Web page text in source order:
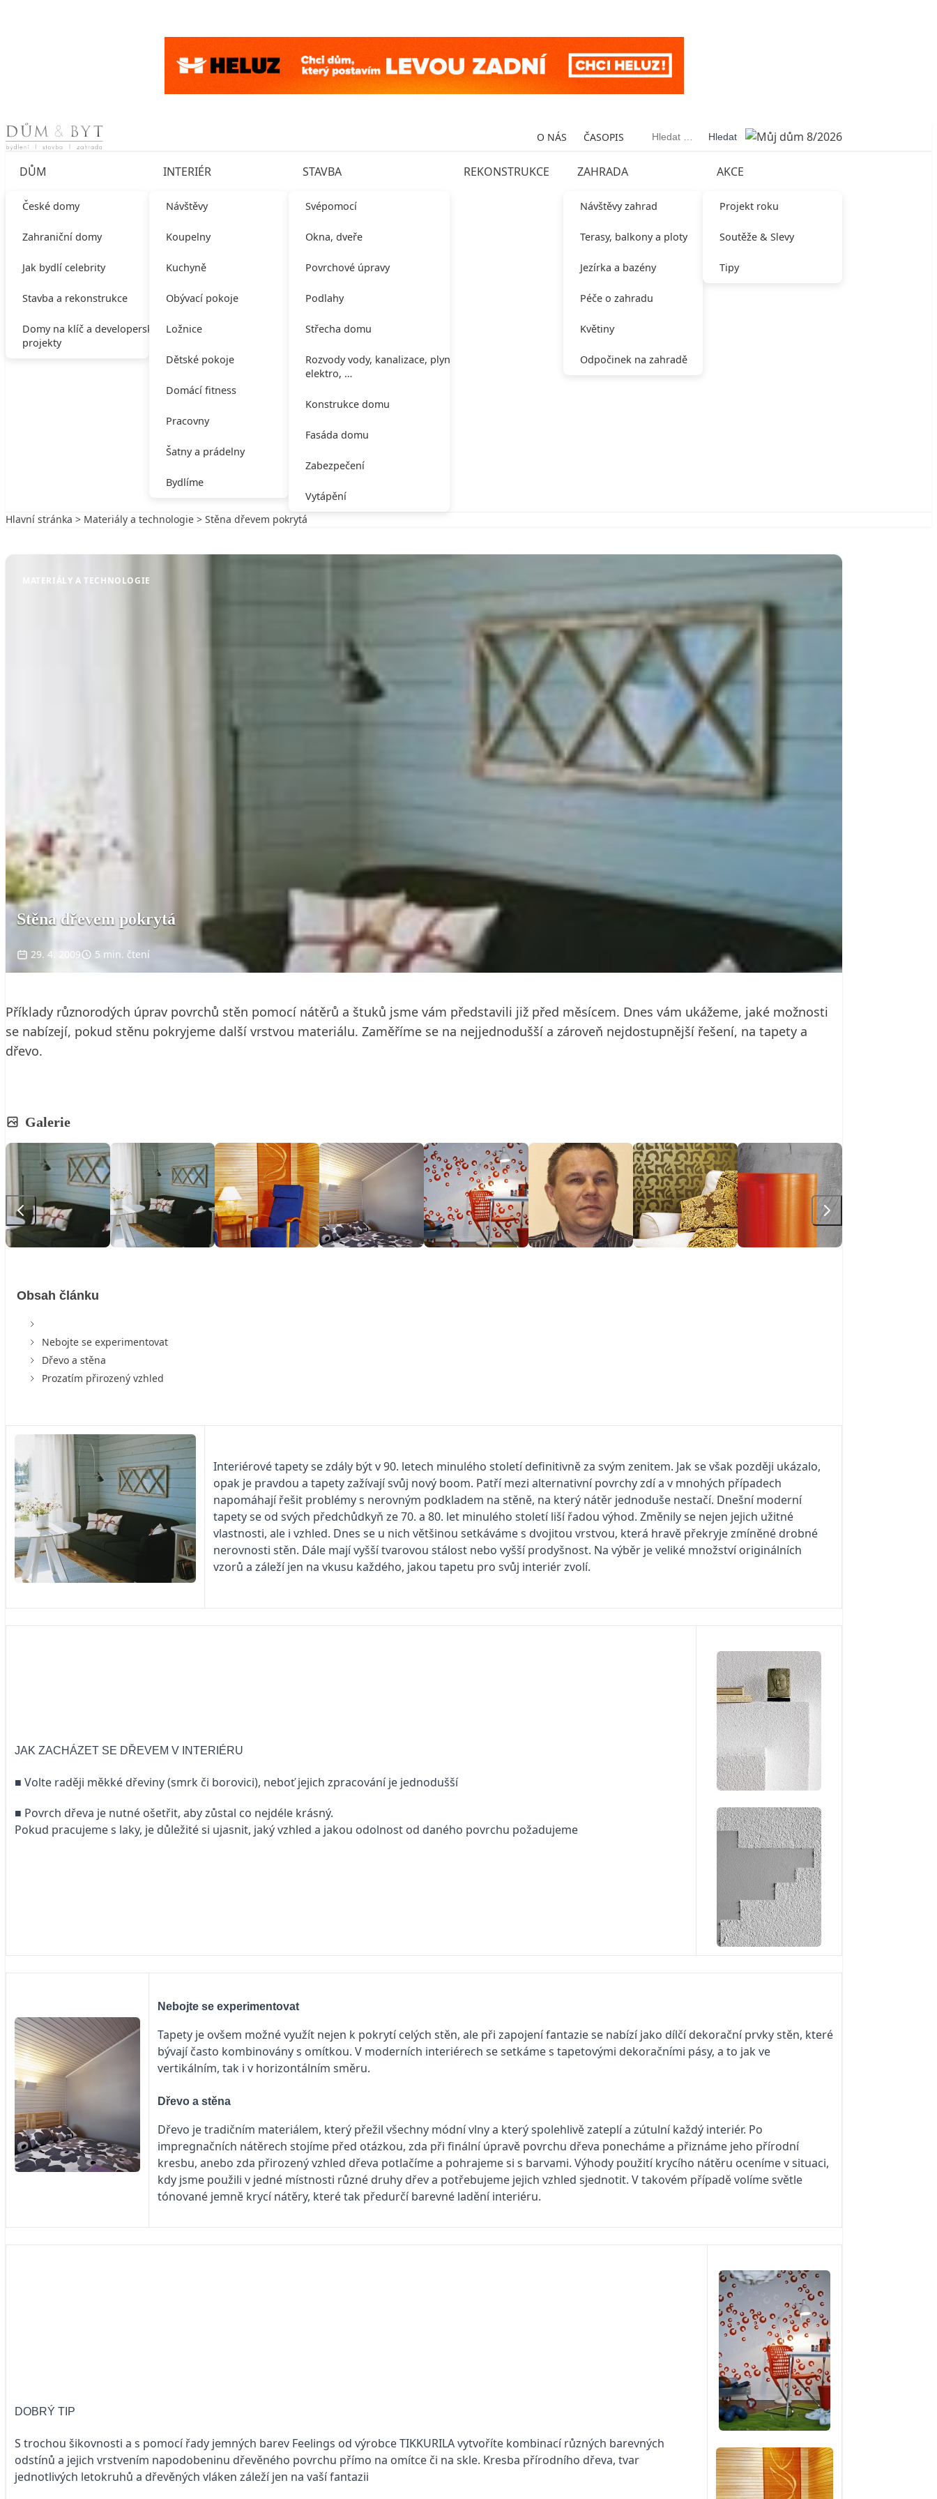
Skip to content O NÁS ČASOPIS Vyhledávání
DŮM
České domy
Zahraniční domy
Jak bydlí celebrity
Stavba a rekonstrukce
Domy na klíč a developerské
projekty
INTERIÉR
Návštěvy
Koupelny
Kuchyně
Obývací pokoje
Ložnice
Dětské pokoje
Domácí fitness
Pracovny
Šatny a prádelny
Bydlíme
STAVBA
Svépomocí
Okna, dveře
Povrchové úpravy
Podlahy
Střecha domu
Rozvody vody, kanalizace, plynu,
elektro, …
Konstrukce domu
Fasáda domu
Zabezpečení
Vytápění
REKONSTRUKCE ZAHRADA
Návštěvy zahrad
Terasy, balkony a ploty
Jezírka a bazény
Péče o zahradu
Květiny
Odpočinek na zahradě
AKCE
Projekt roku
Soutěže & Slevy
Tipy
Hlavní stránka > Materiály a technologie > Stěna dřevem pokrytá
MATERIÁLY A TECHNOLOGIE
Stěna dřevem pokrytá
29. 4. 2009 5 min. čtení
Příklady různorodých úprav povrchů stěn pomocí nátěrů a štuků jsme vám představili již před měsícem. Dnes vám ukážeme, jaké možnosti
se nabízejí, pokud stěnu pokryjeme další vrstvou materiálu. Zaměříme se na nejjednodušší a zároveň nejdostupnější řešení, na tapety a
dřevo.
Galerie
Obsah článku
Nebojte se experimentovat
Dřevo a stěna
Prozatím přirozený vzhled
Interiérové tapety se zdály být v 90. letech minulého století definitivně za svým zenitem. Jak se však později ukázalo,
opak je pravdou a tapety zažívají svůj nový boom. Patří mezi alternativní povrchy zdí a v mnohých případech
napomáhají řešit problémy s nerovným podkladem na stěně, na který nátěr jednoduše nestačí. Dnešní moderní
tapety se od svých předchůdkyň ze 70. a 80. let minulého století liší řadou výhod. Změnily se nejen jejich užitné
vlastnosti, ale i vzhled. Dnes se u nich většinou setkáváme s dvojitou vrstvou, která hravě překryje zmíněné drobné
nerovnosti stěn. Dále mají vyšší tvarovou stálost nebo vyšší prodyšnost. Na výběr je veliké množství originálních
vzorů a záleží jen na vkusu každého, jakou tapetu pro svůj interiér zvolí.
JAK ZACHÁZET SE DŘEVEM V INTERIÉRU
■ Volte raději měkké dřeviny (smrk či borovici), neboť jejich zpracování je jednodušší
■ Povrch dřeva je nutné ošetřit, aby zůstal co nejdéle krásný.
Pokud pracujeme s laky, je důležité si ujasnit, jaký vzhled a jakou odolnost od daného povrchu požadujeme
Nebojte se experimentovat
Tapety je ovšem možné využít nejen k pokrytí celých stěn, ale při zapojení fantazie se nabízí jako dílčí dekorační prvky stěn, které
bývají často kombinovány s omítkou. V moderních interiérech se setkáme s tapetovými dekoračními pásy, a to jak ve
vertikálním, tak i v horizontálním směru.
Dřevo a stěna
Dřevo je tradičním materiálem, který přežil všechny módní vlny a který spolehlivě zateplí a zútulní každý interiér. Po
impregnačních nátěrech stojíme před otázkou, zda při finální úpravě povrchu dřeva ponecháme a přiznáme jeho přírodní
kresbu, anebo zda přirozený vzhled dřeva potlačíme a pohrajeme si s barvami. Výhody použití krycího nátěru oceníme v situaci,
kdy jsme použili v jedné místnosti různé druhy dřev a potřebujeme jejich vzhled sjednotit. V takovém případě volíme světle
tónované jemně krycí nátěry, které tak předurčí barevné ladění interiéru.
DOBRÝ TIP
S trochou šikovnosti a s pomocí řady jemných barev Feelings od výrobce TIKKURILA vytvoříte kombinací různých barevných
odstínů a jejich vrstvením napodobeninu dřevěného povrchu přímo na omítce či na skle. Kresba přírodního dřeva, tvar
jednotlivých letokruhů a dřevěných vláken záleží jen na vaší fantazii